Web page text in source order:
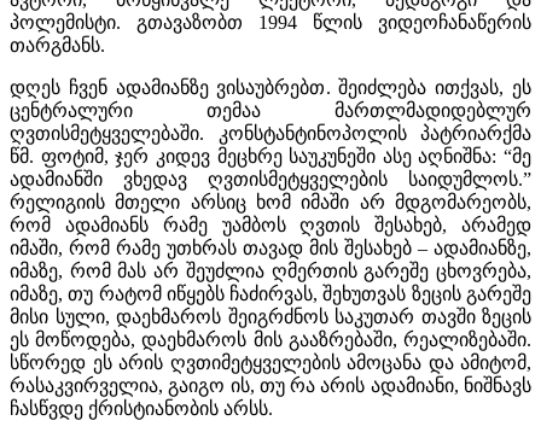
პოლემისტი. გთავაზობთ 1994 წლის ვიდეოჩანაწერის
თარგმანს.
დღეს ჩვენ ადამიანზე ვისაუბრებთ. შეიძლება ითქვას, ეს
ცენტრალური თემაა მართლმადიდებლურ
ღვთისმეტყველებაში. კონსტანტინოპოლის პატრიარქმა
წმ. ფოტიმ, ჯერ კიდევ მეცხრე საუკუნეში ასე აღნიშნა: “მე
ადამიანში ვხედავ ღვთისმეტყველების საიდუმლოს.”
რელიგიის მთელი არსიც ხომ იმაში არ მდგომარეობს,
რომ ადამიანს რამე უამბოს ღვთის შესახებ, არამედ
იმაში, რომ რამე უთხრას თავად მის შესახებ – ადამიანზე,
იმაზე, რომ მას არ შეუძლია ღმერთის გარეშე ცხოვრება,
იმაზე, თუ რატომ იწყებს ჩაძირვას, შეხუთვას ზეცის გარეშე
მისი სული, დაეხმაროს შეიგრძნოს საკუთარ თავში ზეცის
ეს მოწოდება, დაეხმაროს მის გააზრებაში, რეალიზებაში.
სწორედ ეს არის ღვთიმეტყველების ამოცანა და ამიტომ,
რასაკვირველია, გაიგო ის, თუ რა არის ადამიანი, ნიშნავს
ჩასწვდე ქრისტიანობის არსს.